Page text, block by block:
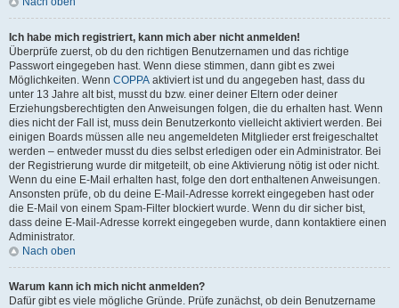
Ich habe mich registriert, kann mich aber nicht anmelden!
Überprüfe zuerst, ob du den richtigen Benutzernamen und das richtige
Passwort eingegeben hast. Wenn diese stimmen, dann gibt es zwei
Möglichkeiten. Wenn COPPA aktiviert ist und du angegeben hast, dass du
unter 13 Jahre alt bist, musst du bzw. einer deiner Eltern oder deiner
Erziehungsberechtigten den Anweisungen folgen, die du erhalten hast. Wenn
dies nicht der Fall ist, muss dein Benutzerkonto vielleicht aktiviert werden. Bei
einigen Boards müssen alle neu angemeldeten Mitglieder erst freigeschaltet
werden – entweder musst du dies selbst erledigen oder ein Administrator. Bei
der Registrierung wurde dir mitgeteilt, ob eine Aktivierung nötig ist oder nicht.
Wenn du eine E-Mail erhalten hast, folge den dort enthaltenen Anweisungen.
Ansonsten prüfe, ob du deine E-Mail-Adresse korrekt eingegeben hast oder
die E-Mail von einem Spam-Filter blockiert wurde. Wenn du dir sicher bist,
dass deine E-Mail-Adresse korrekt eingegeben wurde, dann kontaktiere einen
Administrator.
Nach oben
Warum kann ich mich nicht anmelden?
Dafür gibt es viele mögliche Gründe. Prüfe zunächst, ob dein Benutzername